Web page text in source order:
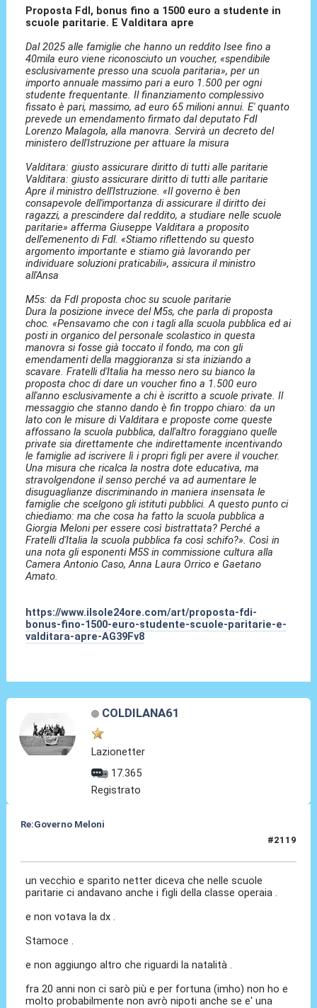
Proposta FdI, bonus fino a 1500 euro a studente in
scuole paritarie. E Valditara apre
Dal 2025 alle famiglie che hanno un reddito Isee fino a
40mila euro viene riconosciuto un voucher, «spendibile
esclusivamente presso una scuola paritaria», per un
importo annuale massimo pari a euro 1.500 per ogni
studente frequentante. Il finanziamento complessivo
fissato è pari, massimo, ad euro 65 milioni annui. E' quanto
prevede un emendamento firmato dal deputato FdI
Lorenzo Malagola, alla manovra. Servirà un decreto del
ministero dell'Istruzione per attuare la misura
Valditara: giusto assicurare diritto di tutti alle paritarie
Valditara: giusto assicurare diritto di tutti alle paritarie
Apre il ministro dell'Istruzione. «Il governo è ben
consapevole dell'importanza di assicurare il diritto dei
ragazzi, a prescindere dal reddito, a studiare nelle scuole
paritarie» afferma Giuseppe Valditara a proposito
dell'emenento di Fdl. «Stiamo riflettendo su questo
argomento importante e stiamo già lavorando per
individuare soluzioni praticabili», assicura il ministro
all'Ansa
M5s: da FdI proposta choc su scuole paritarie
Dura la posizione invece del M5s, che parla di proposta
choc. «Pensavamo che con i tagli alla scuola pubblica ed ai
posti in organico del personale scolastico in questa
manovra si fosse già toccato il fondo, ma con gli
emendamenti della maggioranza si sta iniziando a
scavare. Fratelli d'Italia ha messo nero su bianco la
proposta choc di dare un voucher fino a 1.500 euro
all'anno esclusivamente a chi è iscritto a scuole private. Il
messaggio che stanno dando è fin troppo chiaro: da un
lato con le misure di Valditara e proposte come queste
affossano la scuola pubblica, dall'altro foraggiano quelle
private sia direttamente che indirettamente incentivando
le famiglie ad iscrivere lì i propri figli per avere il voucher.
Una misura che ricalca la nostra dote educativa, ma
stravolgendone il senso perché va ad aumentare le
disuguaglianze discriminando in maniera insensata le
famiglie che scelgono gli istituti pubblici. A questo punto ci
chiediamo: ma che cosa ha fatto la scuola pubblica a
Giorgia Meloni per essere così bistrattata? Perché a
Fratelli d'Italia la scuola pubblica fa così schifo?». Così in
una nota gli esponenti M5S in commissione cultura alla
Camera Antonio Caso, Anna Laura Orrico e Gaetano
Amato.
https://www.ilsole24ore.com/art/proposta-fdi-
bonus-fino-1500-euro-studente-scuole-paritarie-e-
valditara-apre-AG39Fv8
COLDILANA61
Lazionetter
17.365
Registrato
Re:Governo Meloni
#2119
un vecchio e sparito netter diceva che nelle scuole
paritarie ci andavano anche i figli della classe operaia .
e non votava la dx .
Stamoce .
e non aggiungo altro che riguardi la natalità .
fra 20 anni non ci sarò più e per fortuna (imho) non ho e
molto probabilmente non avrò nipoti anche se e' una